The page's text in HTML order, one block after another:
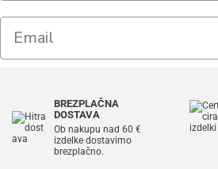
BREZPLAČNA
DOSTAVA
Ob nakupu nad 60 €
izdelke dostavimo
brezplačno.